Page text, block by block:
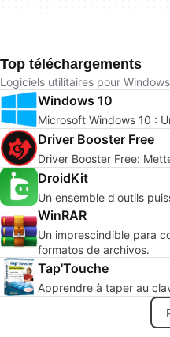
Top téléchargements
Logiciels utilitaires pour Windows
Windows 10
Microsoft Windows 10 :
Driver Booster Free
Driver Booster Free:
DroidKit
Un ensemble d'outils
WinRAR
Un imprescindible para
formatos de archivos.
Tap'Touche
Apprendre à taper au